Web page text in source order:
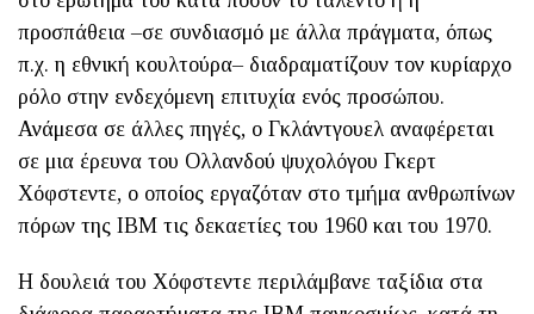
προσπάθεια –σε συνδιασμό με άλλα πράγματα, όπως
π.χ. η εθνική κουλτούρα– διαδραματίζουν τον κυρίαρχο
ρόλο στην ενδεχόμενη επιτυχία ενός προσώπου.
Ανάμεσα σε άλλες πηγές, ο Γκλάντγουελ αναφέρεται
σε μια έρευνα του Ολλανδού ψυχολόγου Γκερτ
Χόφστεντε, ο οποίος εργαζόταν στο τμήμα ανθρωπίνων
πόρων της IBM τις δεκαετίες του 1960 και του 1970.
Η δουλειά του Χόφστεντε περιλάμβανε ταξίδια στα